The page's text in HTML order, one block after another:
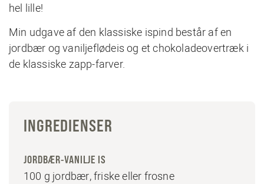
hel lille!
Min udgave af den klassiske ispind består af en
jordbær og vaniljeflødeis og et chokoladeovertræk i
de klassiske zapp-farver.
INGREDIENSER
JORDBÆR-VANILJE IS
100 g jordbær, friske eller frosne